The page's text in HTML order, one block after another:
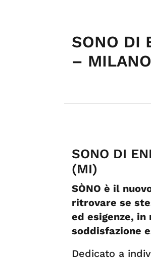
SONO DI
–
SONO DI
(MI)
SÒNO è il
ritrovare se
ed esigenze,
soddisfazione
Dedicato a